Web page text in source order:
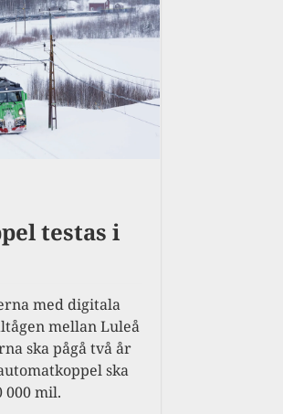
testas i
med digitala
mellan Luleå
ska pågå två år
ska
mil.